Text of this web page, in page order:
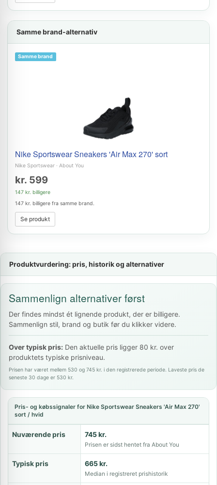
Samme brand-alternativ
Samme brand
Nike Sportswear Sneakers 'Air Max 270' sort
Nike Sportswear · About You
kr. 599
147 kr. billigere
147 kr. billigere fra samme brand.
Se produkt
Produktvurdering: pris, historik og alternativer
Sammenlign alternativer først
Der findes mindst ét lignende produkt, der er billigere.
Sammenlign stil, brand og butik før du klikker videre.
Over typisk pris: Den aktuelle pris ligger 80 kr. over
produktets typiske prisniveau.
Prisen har været mellem 530 og 745 kr. i den registrerede periode. Laveste pris de
seneste 30 dage er 530 kr.
Pris- og købssignaler for Nike Sportswear Sneakers 'Air Max 270'
sort / hvid
Nuværende pris 745 kr.
Prisen er sidst hentet fra About You
Typisk pris 665 kr.
Median i registreret prishistorik